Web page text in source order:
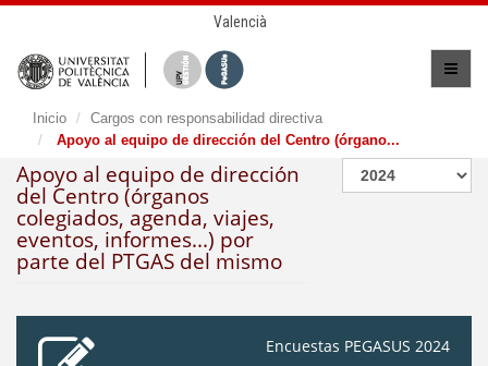
Valencià
Inicio
Cargos con responsabilidad directiva
Apoyo al equipo de dirección del Centro (órgano...
Apoyo al equipo de dirección
del Centro (órganos
colegiados, agenda, viajes,
eventos, informes...) por
parte del PTGAS del mismo
Encuestas PEGASUS 2024